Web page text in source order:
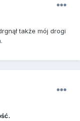
także mój drogi